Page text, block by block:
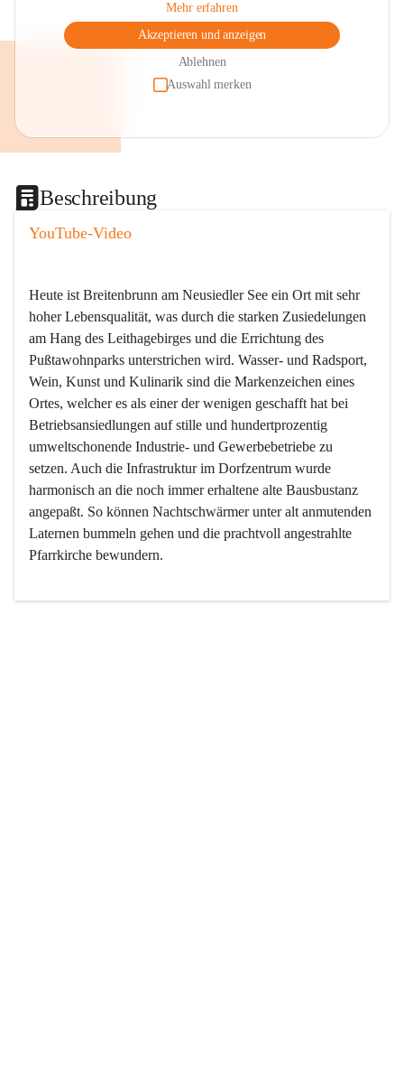
Mehr erfahren
Akzeptieren und anzeigen
Ablehnen
Auswahl merken
Beschreibung
YouTube-Video
Heute ist Breitenbrunn am Neusiedler See ein Ort mit sehr
hoher Lebensqualität, was durch die starken Zusiedelungen
am Hang des Leithagebirges und die Errichtung des
Pußtawohnparks unterstrichen wird. Wasser- und Radsport,
Wein, Kunst und Kulinarik sind die Markenzeichen eines
Ortes, welcher es als einer der wenigen geschafft hat bei
Betriebsansiedlungen auf stille und hundertprozentig
umweltschonende Industrie- und Gewerbebetriebe zu
setzen. Auch die Infrastruktur im Dorfzentrum wurde
harmonisch an die noch immer erhaltene alte Bausbustanz
angepaßt. So können Nachtschwärmer unter alt anmutenden
Laternen bummeln gehen und die prachtvoll angestrahlte
Pfarrkirche bewundern.
Der Weinbau dominert heute nicht mehr, ist aber integrativer